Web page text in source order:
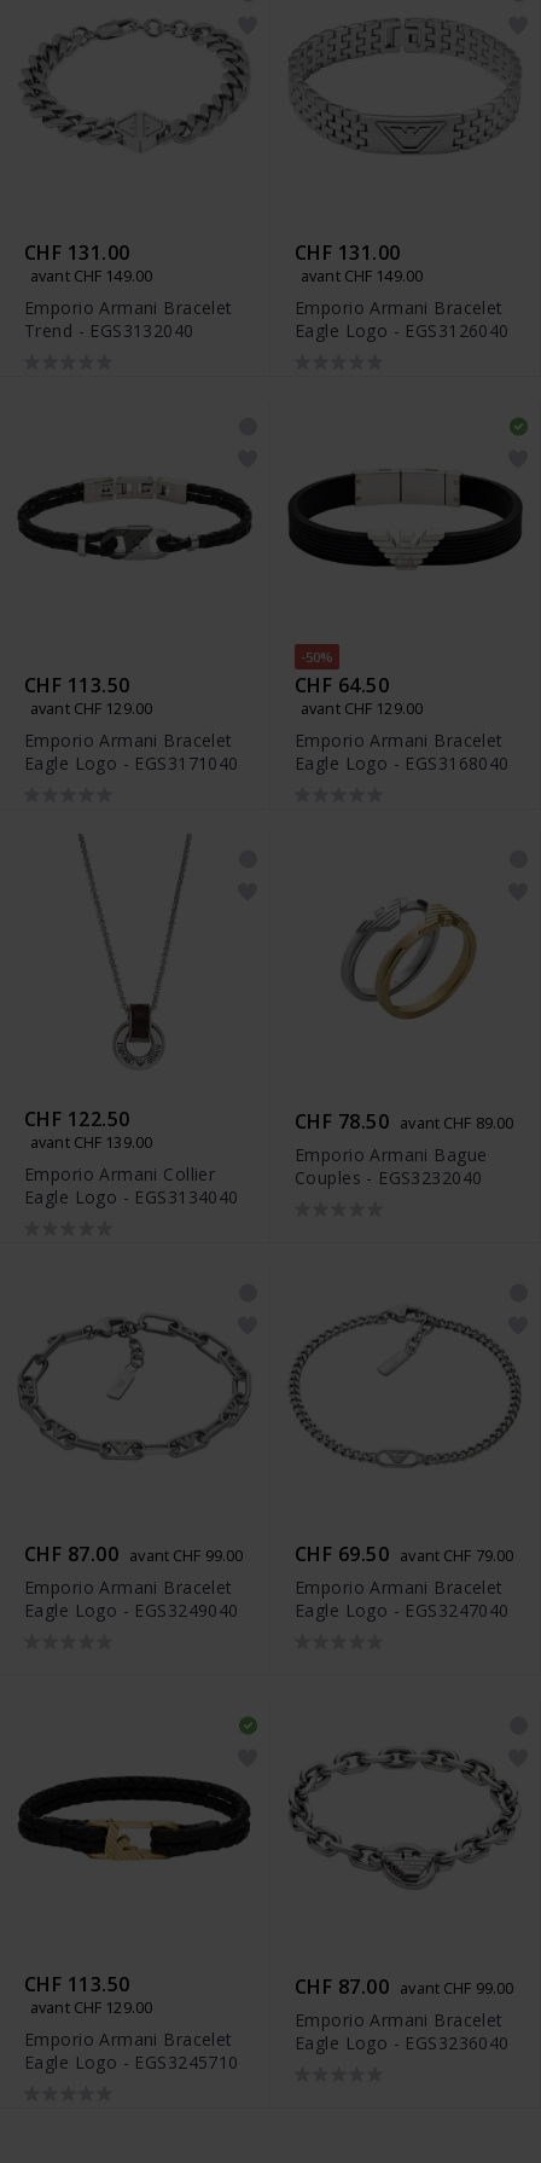
CHF 131.00
avant CHF 149.00
Emporio Armani Bracelet
Trend - EGS3132040
CHF 131.00
avant CHF 149.00
Emporio Armani Bracelet
Eagle Logo - EGS3126040
CHF 113.50
avant CHF 129.00
Emporio Armani Bracelet
Eagle Logo - EGS3171040
-50%
CHF 64.50
avant CHF 129.00
Emporio Armani Bracelet
Eagle Logo - EGS3168040
CHF 122.50
avant CHF 139.00
Emporio Armani Collier
Eagle Logo - EGS3134040
CHF 78.50 avant CHF 89.00
Emporio Armani Bague
Couples - EGS3232040
CHF 87.00 avant CHF 99.00
Emporio Armani Bracelet
Eagle Logo - EGS3249040
CHF 69.50 avant CHF 79.00
Emporio Armani Bracelet
Eagle Logo - EGS3247040
CHF 113.50
avant CHF 129.00
Emporio Armani Bracelet
Eagle Logo - EGS3245710
CHF 87.00 avant CHF 99.00
Emporio Armani Bracelet
Eagle Logo - EGS3236040